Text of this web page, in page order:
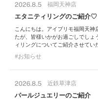
2026.8.5 福岡天神店
エタニティリングのご紹介♡
こんにちは。アイプリモ福岡天神
たが、皆様いかがお過ごしでしょ
ィリングについてご紹介させてい
お知らせ
2026.8.5 近鉄草津店
パールジュエリーのご紹介